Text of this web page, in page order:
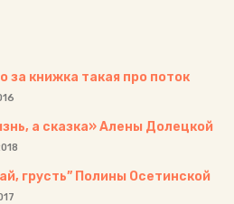
за книжка такая про поток
а сказка» Алены Долецкой
грусть” Полины Осетинской